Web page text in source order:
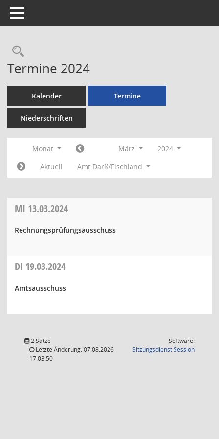
Toggle navigation
Rechercheauswahl
Termine 2024
Kalender Termine
Niederschriften
Monat März
2024
Aktuell
Amt Darß/Fischland
MI 13.03.2024
Rechnungsprüfungsausschuss
DI 19.03.2024
Amtsausschuss
2 Sätze
Letzte Änderung: 07.08.2026
17:03:50
Software:
SitzungsdienstSession(Wird in